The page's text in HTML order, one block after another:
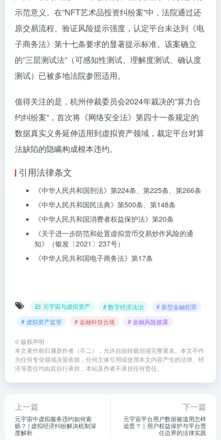
示范意义。在”NFT艺术品投资纠纷案”中，法院通过还
原交易流程、验证风险提示强度，认定平台未达到《电
子商务法》第十七条要求的显著提示标准。该案确立
的”三层测试法”（可感知性测试、理解度测试、确认度
测试）已被多地法院参照适用。
值得关注的是，杭州仲裁委员会2024年裁决的”算力合
约纠纷案”，首次将《网络安全法》第四十一条规定的
数据真实义务延伸适用到虚拟资产领域，裁定平台对算
法缺陷的隐瞒构成根本违约。
引用法律条文
《中华人民共和国刑法》第224条、第225条、第266条
《中华人民共和国民法典》第500条、第148条
《中华人民共和国消费者权益保护法》第20条
《关于进一步防范和处置虚拟货币交易炒作风险的通
知》（银发〔2021〕237号）
《中华人民共和国电子商务法》第17条
元宇宙与虚拟资产 # 数字经济法治
# 新型金融犯罪
# 虚拟资产监管
# 金融科技合规 # 金融风险披露
© 版权声明
本文著作权归属原作者（不二），允许自由转载但须完整署名。本文不作
为任何专业领域决策依据，任何主体引用或使用本文内容产生的法律、经
济等责任均由其自行承担，本站及作者不承担任何责任。
上一篇
元宇宙中虚拟服务违约如何索
赔？ | 虚拟经济纠纷解决机制深
度解析
下一篇
元宇宙平台用户数据被滥用怎样
追责？｜用户权益保护与平台责
任边界的法律实践